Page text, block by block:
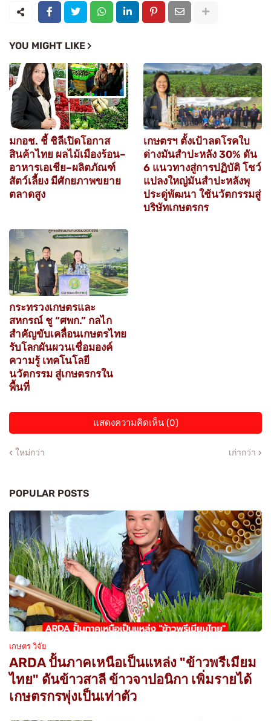
YOU MIGHT LIKE
มกอช. ชี้ ชิลีเปิดโอกาส
สินค้าไทย ผลไม้เมืองร้อน–
อาหารเอเชีย–ผลิตภัณฑ์
สัตว์เลี้ยง มีศักยภาพขยาย
ตลาดสูง
เกษตรฯ ตั้งเป้าลดโรคใบ
ด่างมันสำปะหลัง 30% ดัน
6 แนวทางสู่การปฏิบัติ โชว์
แปลงใหญ่มันสำปะหลังพุ
ประดู่พัฒนา ใช้นวัตกรรมสู่
บริษัทเกษตรกร
กระทรวงเกษตรและ
สหกรณ์ ชู “ศพก.” กลไก
สำคัญขับเคลื่อนเกษตรไทย
รับโลกผันผวนเชื่อมองค์
ความรู้ เทคโนโลยี
นวัตกรรม สู่เกษตรกรใน
พื้นที่
แสดงความคิดเห็น (0)
ใหม่กว่า เก่ากว่า
POPULAR POSTS
เกษตร วิจัย
ARDA ปั้นภาคเหนือเป็นแหล่ง "ข้าวพรีเมียม
ไทย" ดันข้าวสาลี ข้าวจาปอนิกา เพิ่มรายได้
เกษตรกรพุ่งเป็นเท่าตัว